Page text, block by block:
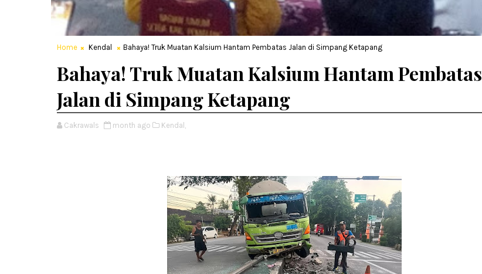
Home Kendal Bahaya! Truk Muatan Kalsium Hantam Pembatas Jalan di Simpang Ketapang
Bahaya! Truk Muatan Kalsium Hantam Pembatas
Jalan di Simpang Ketapang
Cakrawals month ago Kendal,